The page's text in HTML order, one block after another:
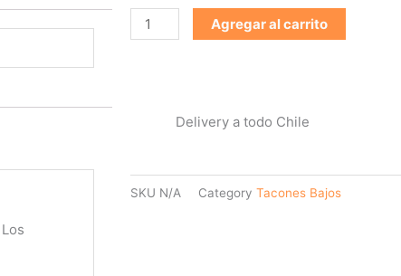
Los
Agregar al carrito
Delivery a todo Chile
SKU N/A Category Tacones Bajos